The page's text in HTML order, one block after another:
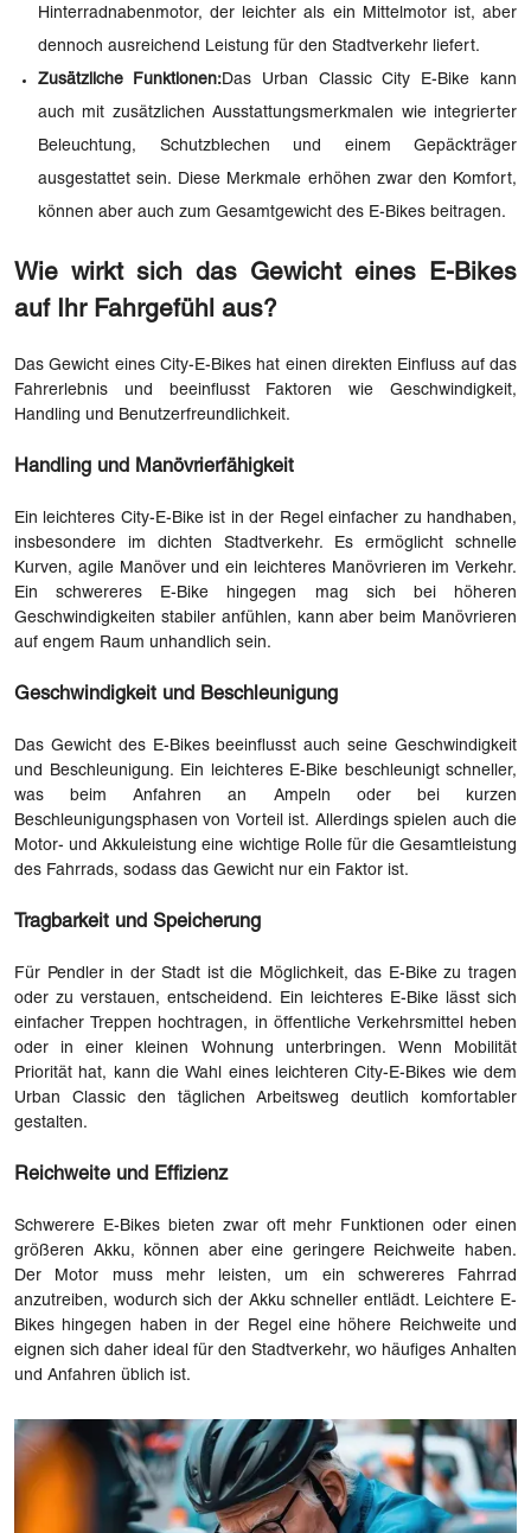
Hinterradnabenmotor, der leichter als ein Mittelmotor ist, aber
dennoch ausreichend Leistung für den Stadtverkehr liefert.
Zusätzliche Funktionen:Das Urban Classic City E-Bike kann
auch mit zusätzlichen Ausstattungsmerkmalen wie integrierter
Beleuchtung, Schutzblechen und einem Gepäckträger
ausgestattet sein. Diese Merkmale erhöhen zwar den Komfort,
können aber auch zum Gesamtgewicht des E-Bikes beitragen.
Wie wirkt sich das Gewicht eines E-Bikes
auf Ihr Fahrgefühl aus?
Das Gewicht eines City-E-Bikes hat einen direkten Einfluss auf das
Fahrerlebnis und beeinflusst Faktoren wie Geschwindigkeit,
Handling und Benutzerfreundlichkeit.
Handling und Manövrierfähigkeit
Ein leichteres City-E-Bike ist in der Regel einfacher zu handhaben,
insbesondere im dichten Stadtverkehr. Es ermöglicht schnelle
Kurven, agile Manöver und ein leichteres Manövrieren im Verkehr.
Ein schwereres E-Bike hingegen mag sich bei höheren
Geschwindigkeiten stabiler anfühlen, kann aber beim Manövrieren
auf engem Raum unhandlich sein.
Geschwindigkeit und Beschleunigung
Das Gewicht des E-Bikes beeinflusst auch seine Geschwindigkeit
und Beschleunigung. Ein leichteres E-Bike beschleunigt schneller,
was beim Anfahren an Ampeln oder bei kurzen
Beschleunigungsphasen von Vorteil ist. Allerdings spielen auch die
Motor- und Akkuleistung eine wichtige Rolle für die Gesamtleistung
des Fahrrads, sodass das Gewicht nur ein Faktor ist.
Tragbarkeit und Speicherung
Für Pendler in der Stadt ist die Möglichkeit, das E-Bike zu tragen
oder zu verstauen, entscheidend. Ein leichteres E-Bike lässt sich
einfacher Treppen hochtragen, in öffentliche Verkehrsmittel heben
oder in einer kleinen Wohnung unterbringen. Wenn Mobilität
Priorität hat, kann die Wahl eines leichteren City-E-Bikes wie dem
Urban Classic den täglichen Arbeitsweg deutlich komfortabler
gestalten.
Reichweite und Effizienz
Schwerere E-Bikes bieten zwar oft mehr Funktionen oder einen
größeren Akku, können aber eine geringere Reichweite haben.
Der Motor muss mehr leisten, um ein schwereres Fahrrad
anzutreiben, wodurch sich der Akku schneller entlädt. Leichtere E-
Bikes hingegen haben in der Regel eine höhere Reichweite und
eignen sich daher ideal für den Stadtverkehr, wo häufiges Anhalten
und Anfahren üblich ist.